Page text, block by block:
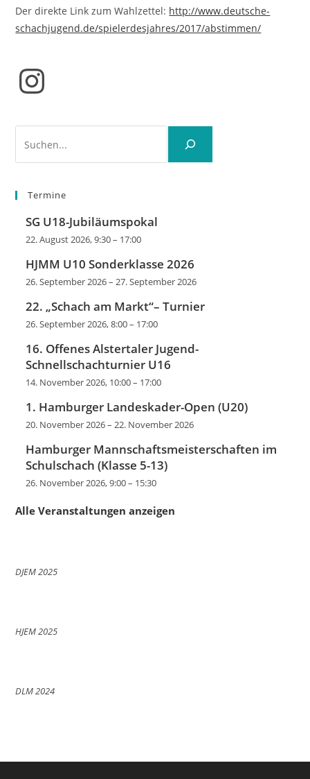
Der direkte Link zum Wahlzettel: http://www.deutsche-
schachjugend.de/spielerdesjahres/2017/abstimmen/
Instagram
Termine
SG U18-Jubiläumspokal
22. August 2026, 9:30– 17:00
HJMM U10 Sonderklasse 2026
26. September 2026–27. September 2026
22. „Schach am Markt“– Turnier
26. September 2026, 8:00– 17:00
16. Offenes Alstertaler Jugend-
Schnellschachturnier U16
14. November 2026, 10:00– 17:00
1. Hamburger Landeskader-Open (U20)
20. November 2026–22. November 2026
Hamburger Mannschaftsmeisterschaften im
Schulschach (Klasse 5-13)
26. November 2026, 9:00– 15:30
Alle Veranstaltungen anzeigen
DJEM 2025
HJEM 2025
DLM 2024